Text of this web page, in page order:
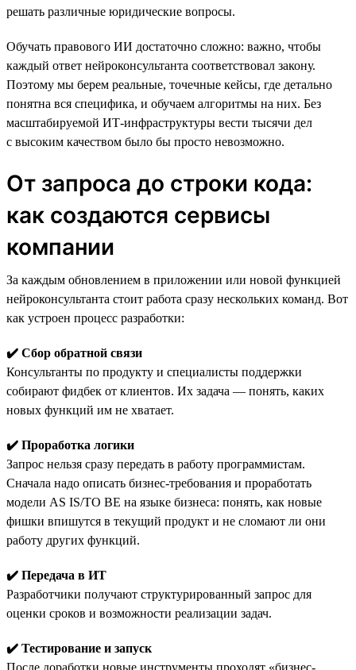
решать различные юридические вопросы.
Обучать правового ИИ достаточно сложно: важно, чтобы
каждый ответ нейроконсультанта соответствовал закону.
Поэтому мы берем реальные, точечные кейсы, где детально
понятна вся специфика, и обучаем алгоритмы на них. Без
масштабируемой ИТ-инфраструктуры вести тысячи дел
с высоким качеством было бы просто невозможно.
От запроса до строки кода:
как создаются сервисы
компании
За каждым обновлением в приложении или новой функцией
нейроконсультанта стоит работа сразу нескольких команд. Вот
как устроен процесс разработки:
✔️ Сбор обратной связи
Консультанты по продукту и специалисты поддержки
собирают фидбек от клиентов. Их задача — понять, каких
новых функций им не хватает.
✔️ Проработка логики
Запрос нельзя сразу передать в работу программистам.
Сначала надо описать бизнес-требования и проработать
модели AS IS/TO BE на языке бизнеса: понять, как новые
фишки впишутся в текущий продукт и не сломают ли они
работу других функций.
✔️ Передача в ИТ
Разработчики получают структурированный запрос для
оценки сроков и возможности реализации задач.
✔️ Тестирование и запуск
После доработки новые инструменты проходят «бизнес-